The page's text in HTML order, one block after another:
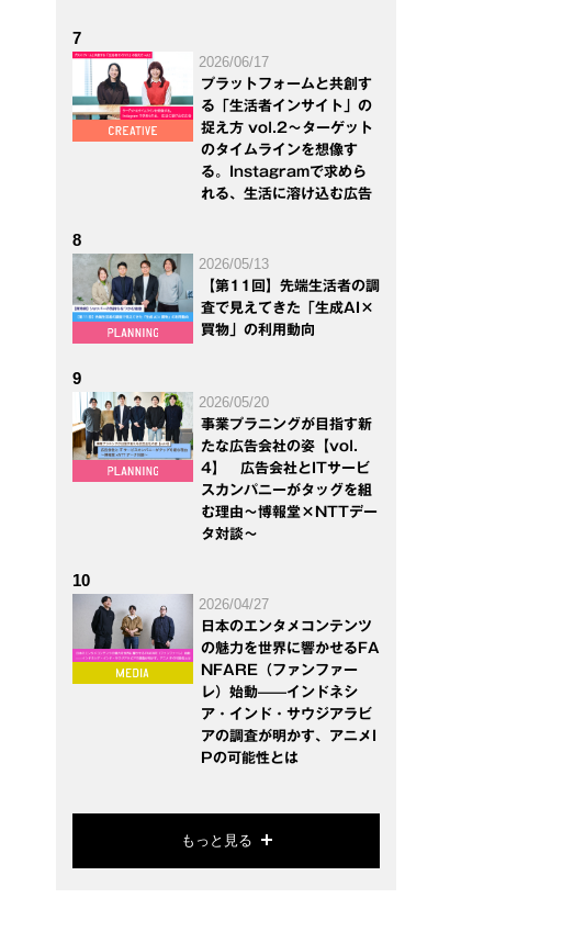
7
2026/06/17
プラットフォームと共創す
る「生活者インサイト」の
捉え方 vol.2～ターゲット
のタイムラインを想像す
る。Instagramで求めら
れる、生活に溶け込む広告
8
2026/05/13
【第11回】先端生活者の調
査で見えてきた「生成AI×
買物」の利用動向
9
2026/05/20
事業プラニングが目指す新
たな広告会社の姿【vol.
4】 広告会社とITサービ
スカンパニーがタッグを組
む理由～博報堂×NTTデー
タ対談～
10
2026/04/27
日本のエンタメコンテンツ
の魅力を世界に響かせるFA
NFARE（ファンファー
レ）始動——インドネシ
ア・インド・サウジアラビ
アの調査が明かす、アニメI
Pの可能性とは
もっと見る